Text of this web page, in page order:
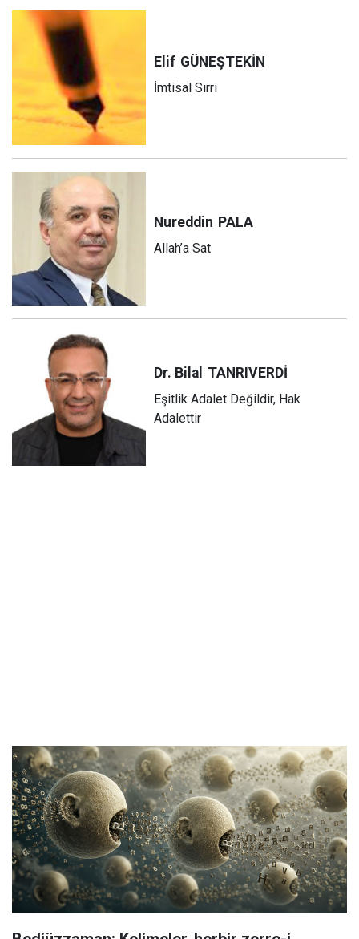
Elif GÜNEŞTEKİN
İmtisal Sırrı
Nureddin PALA
Allah’a Sat
Dr. Bilal TANRIVERDİ
Eşitlik Adalet Değildir, Hak
Adalettir